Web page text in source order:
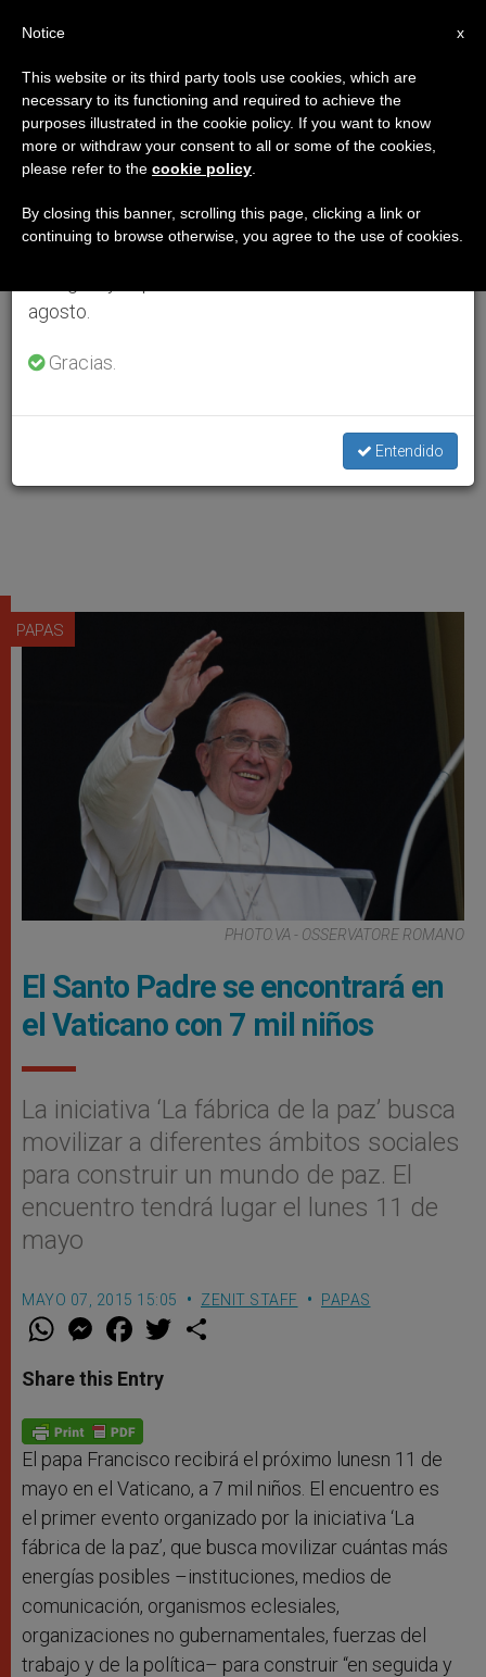
PAPAS
PHOTO.VA - OSSERVATORE ROMANO
El Santo Padre se encontrará en
el Vaticano con 7 mil niños
La iniciativa ‘La fábrica de la paz’ busca
movilizar a diferentes ámbitos sociales
para construir un mundo de paz. El
encuentro tendrá lugar el lunes 11 de
mayo
MAYO 07, 2015 15:05 ZENIT STAFF PAPAS
W
t
s
p
p
M
e
s
e
g
e
r
F
a
e
b
o
k
w
Share this Entry
El papa Francisco recibirá el próximo lunesn 11 de
mayo en el Vaticano, a 7 mil niños. El encuentro es
el primer evento organizado por la iniciativa ‘La
fábrica de la paz’, que busca movilizar cuántas más
energías posibles –instituciones, medios de
comunicación, organismos eclesiales,
organizaciones no gubernamentales, fuerzas del
trabajo y de la política– para construir “en seguida y
×
Aviso importante
Del 27 de julio al 7 de agosto haremos la pausa
anual, aprovechando que en el periodo de verano
se generan menos informaciones y también el
agosto.
Gracias.
Entendido
x
Notice
This website or its third party tools use cookies, which are
necessary to its functioning and required to achieve the
purposes illustrated in the cookie policy. If you want to know
more or withdraw your consent to all or some of the cookies,
please refer to the cookie policy
By closing this banner, scrolling this page, clicking a link or
continuing to browse otherwise, you agree to the use of cookies.